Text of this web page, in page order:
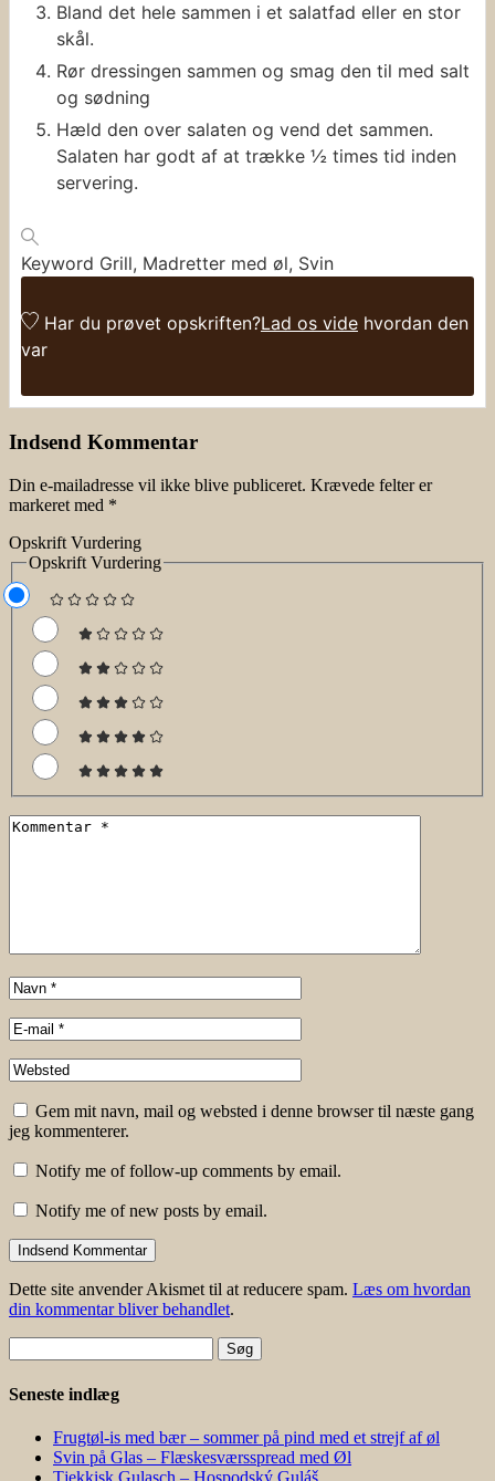
Bland det hele sammen i et salatfad eller en stor
skål.
Rør dressingen sammen og smag den til med salt
og sødning
Hæld den over salaten og vend det sammen.
Salaten har godt af at trække ½ times tid inden
servering.
Keyword Grill, Madretter med øl, Svin
Har du prøvet opskriften?Lad os vide hvordan den
var
Indsend Kommentar
Din e-mailadresse vil ikke blive publiceret. Krævede felter er
markeret med *
Opskrift Vurdering
Opskrift Vurdering
Gem mit navn, mail og websted i denne browser til næste gang
jeg kommenterer.
Notify me of follow-up comments by email.
Notify me of new posts by email.
Dette site anvender Akismet til at reducere spam. Læs om hvordan
din kommentar bliver behandlet.
efter:
Seneste indlæg
Frugtøl-is med bær – sommer på pind med et strejf af øl
Svin på Glas – Flæskesværsspread med Øl
Tjekkisk Gulasch – Hospodský Guláš